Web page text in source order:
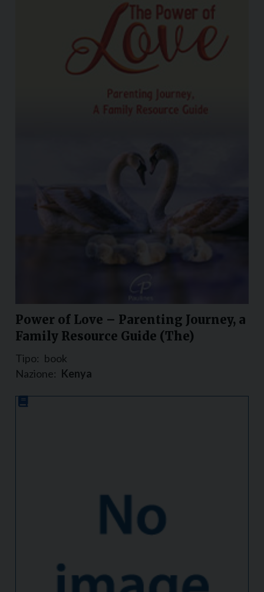
Power of Love – Parenting Journey, a
Family Resource Guide (The)
Tipo: book
Nazione: Kenya